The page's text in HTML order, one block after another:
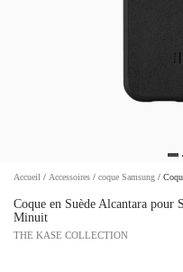
Accueil / Accessoires / coque Samsung /
Coque en Suède Alcantara pour
Minuit
THE KASE COLLECTION